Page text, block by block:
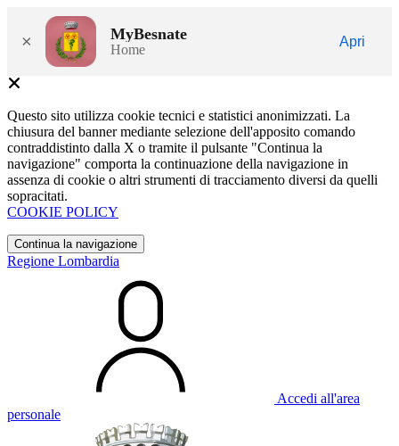
× MyBesnate
Home
Apri
Questo sito utilizza cookie tecnici e statistici anonimizzati. La
chiusura del banner mediante selezione dell'apposito comando
contraddistinto dalla X o tramite il pulsante "Continua la
navigazione" comporta la continuazione della navigazione in
assenza di cookie o altri strumenti di tracciamento diversi da quelli
sopracitati.
COOKIE POLICY
Continua la navigazione
Regione Lombardia
Accedi all'area
personale